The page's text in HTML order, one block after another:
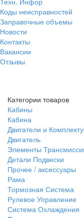
Коды неисправностей
Заправочные объемы
Новости
Контакты
Вакансии
Отзывы
Категории товаров
Кабины
Кабина
Двигатели и
Двигатель
Элементы
Детали Подвески
Прочее / аксессуары
Рама
Тормозная Система
Рулевое Управление
Система Охлаждения